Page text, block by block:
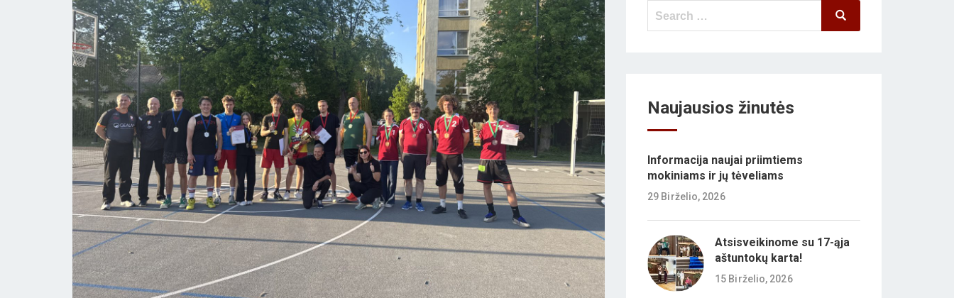
Search
Search
Naujausios žinutės
Informacija naujai priimtiems
mokiniams ir jų tėveliams
29 Birželio, 2026
Atsisveikinome su 17-ąja
aštuntokų karta!
15 Birželio, 2026